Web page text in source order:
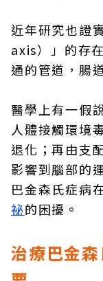
近年研究也證
axis）」的存
通的管道，腸
醫學上有一假
人體接觸環境
退化；再由支
影響到腦部的
巴金森氏症病
祕的困擾。
治療巴金